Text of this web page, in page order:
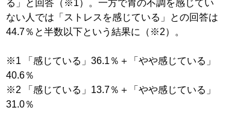
る」と回答（※1）。一方で胃の不調を感じてい
ない人では「ストレスを感じている」との回答は
44.7％と半数以下という結果に（※2）。
※1 「感じている」36.1％＋「やや感じている」
40.6％
※2 「感じている」13.7％＋「やや感じている」
31.0％